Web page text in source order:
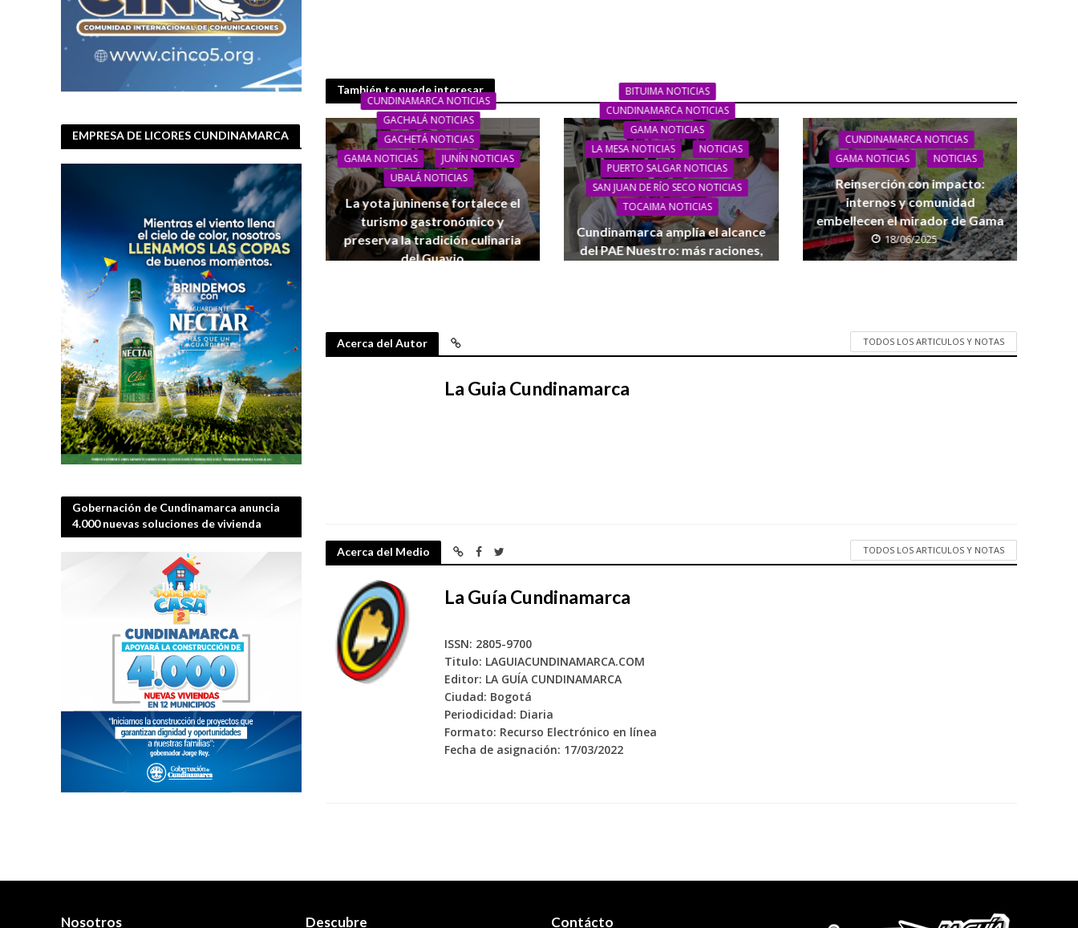
EMPRESA DE LICORES CUNDINAMARCA
Gobernación de Cundinamarca anuncia
4.000 nuevas soluciones de vivienda
También te puede interesar
CUNDINAMARCA NOTICIAS
GACHALÁ NOTICIAS
GACHETÁ NOTICIAS
GAMA NOTICIAS
JUNÍN NOTICIAS
UBALÁ NOTICIAS
La yota juninense fortalece el
turismo gastronómico y
preserva la tradición culinaria
del Guavio
BITUIMA NOTICIAS
CUNDINAMARCA NOTICIAS
GAMA NOTICIAS
LA MESA NOTICIAS
NOTICIAS
PUERTO SALGAR NOTICIAS
SAN JUAN DE RÍO SECO NOTICIAS
TOCAIMA NOTICIAS
Cundinamarca amplía el alcance
del PAE Nuestro: más raciones,
CUNDINAMARCA NOTICIAS
GAMA NOTICIAS
NOTICIAS
Reinserción con impacto:
internos y comunidad
embellecen el mirador de Gama
18/06/2025
Acerca del Autor TODOS LOS ARTICULOS Y NOTAS
La Guia Cundinamarca
Acerca del Medio TODOS LOS ARTICULOS Y NOTAS
La Guía Cundinamarca
ISSN: 2805-9700
Titulo: LAGUIACUNDINAMARCA.COM
Editor: LA GUÍA CUNDINAMARCA
Ciudad: Bogotá
Periodicidad: Diaria
Formato: Recurso Electrónico en línea
Fecha de asignación: 17/03/2022
Nosotros Descubre Contácto